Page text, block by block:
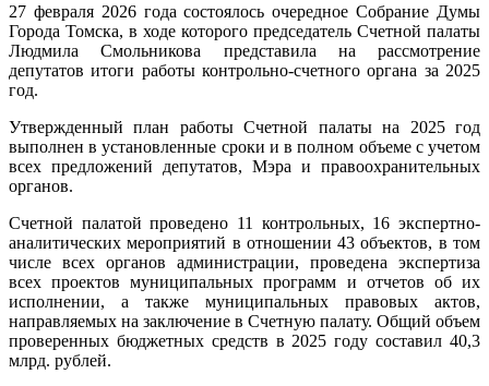
27 февраля 2026 года состоялось очередное Собрание Думы
Города Томска, в ходе которого председатель Счетной палаты
Людмила Смольникова представила на рассмотрение
депутатов итоги работы контрольно-счетного органа за 2025
год.
Утвержденный план работы Счетной палаты на 2025 год
выполнен в установленные сроки и в полном объеме с учетом
всех предложений депутатов, Мэра и правоохранительных
органов.
Счетной палатой проведено 11 контрольных, 16 экспертно-
аналитических мероприятий в отношении 43 объектов, в том
числе всех органов администрации, проведена экспертиза
всех проектов муниципальных программ и отчетов об их
исполнении, а также муниципальных правовых актов,
направляемых на заключение в Счетную палату. Общий объем
проверенных бюджетных средств в 2025 году составил 40,3
млрд. рублей.